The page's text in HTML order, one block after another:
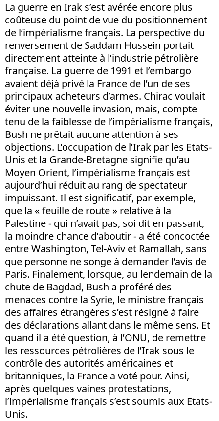
La guerre en Irak s’est avérée encore plus
coûteuse du point de vue du positionnement
de l’impérialisme français. La perspective du
renversement de Saddam Hussein portait
directement atteinte à l’industrie pétrolière
française. La guerre de 1991 et l’embargo
avaient déjà privé la France de l’un de ses
principaux acheteurs d’armes. Chirac voulait
éviter une nouvelle invasion, mais, compte
tenu de la faiblesse de l’impérialisme français,
Bush ne prêtait aucune attention à ses
objections. L’occupation de l’Irak par les Etats-
Unis et la Grande-Bretagne signifie qu’au
Moyen Orient, l’impérialisme français est
aujourd’hui réduit au rang de spectateur
impuissant. Il est significatif, par exemple,
que la « feuille de route » relative à la
Palestine - qui n’avait pas, soi dit en passant,
la moindre chance d’aboutir - a été concoctée
entre Washington, Tel-Aviv et Ramallah, sans
que personne ne songe à demander l’avis de
Paris. Finalement, lorsque, au lendemain de la
chute de Bagdad, Bush a proféré des
menaces contre la Syrie, le ministre français
des affaires étrangères s’est résigné à faire
des déclarations allant dans le même sens. Et
quand il a été question, à l’ONU, de remettre
les ressources pétrolières de l’Irak sous le
contrôle des autorités américaines et
britanniques, la France a voté pour. Ainsi,
après quelques vaines protestations,
l’impérialisme français s’est soumis aux Etats-
Unis.